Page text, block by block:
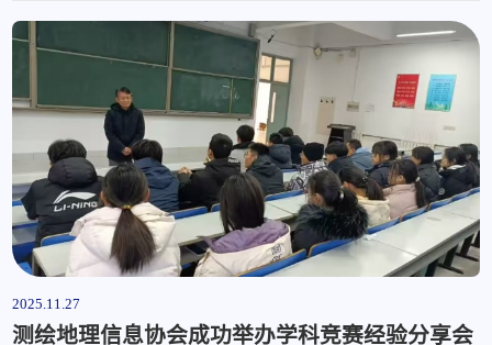
经验与备赛心得。分享会由辅导员韩冰主持。唐福梁结合
2025年中国国际创新大赛获奖案例，系统分析了优秀项目的
共性特征与发展趋势，并从项目选题、团队构建、项目指
导、成果培育等多个维度提出切实建议。他强调，创新项目
应注重前沿性与落地性的结合，并鼓励同...
2025.11.27
测绘地理信息协会成功举办学科竞赛经验分享会